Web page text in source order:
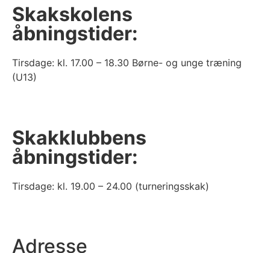
Skakskolens
åbningstider:
Tirsdage: kl. 17.00 – 18.30 Børne- og unge træning
(U13)
Skakklubbens
åbningstider:
Tirsdage: kl. 19.00 – 24.00 (turneringsskak)
Adresse